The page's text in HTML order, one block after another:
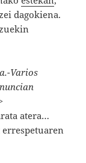
dagokiena.
Varios
atera…